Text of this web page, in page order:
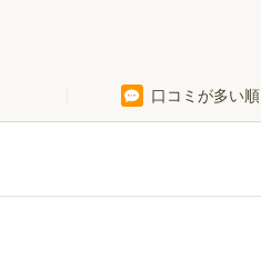
口コミが多い順